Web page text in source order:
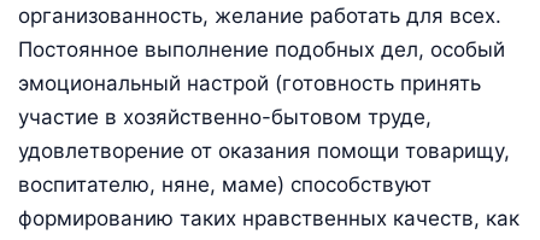
организованность, желание работать для всех.
Постоянное выполнение подобных дел, особый
эмоциональный настрой (готовность принять
участие в хозяйственно-бытовом труде,
удовлетворение от оказания помощи товарищу,
воспитателю, няне, маме) способствуют
формированию таких нравственных качеств, как